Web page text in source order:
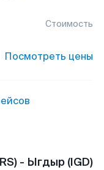
Стоимость
Посмотреть цены
- Ыгдыр (IGD)